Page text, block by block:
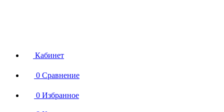
Кабинет
0 Сравнение
0 Избранное